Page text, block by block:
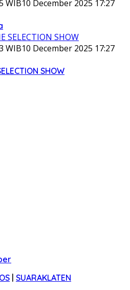
WIB10 December 2025 17:27
WIB10 December 2025 17:27
SHOW
| SUARAKLATEN